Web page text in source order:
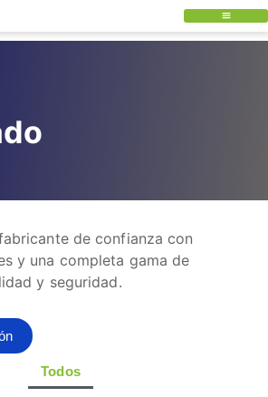
de confianza con
y una completa gama de
y seguridad.
Todos